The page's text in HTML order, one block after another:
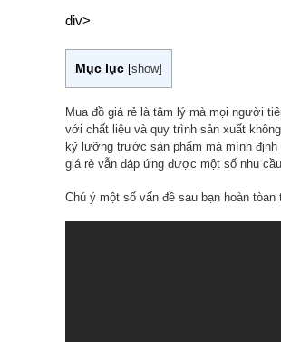
div>
Mục lục [show]
Mua đồ giá rẻ là tâm lý mà mọi người
với chất liệu và quy trình sản xuất
kỹ lưỡng trước sản phẩm mà mình
giá rẻ vẫn đáp ứng được một số nhu
Chú ý một số vấn đề sau bạn hoàn